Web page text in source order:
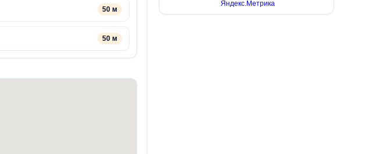
50 м
50 м